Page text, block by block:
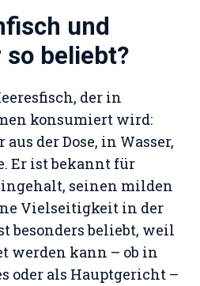
und
beliebt?
der in
konsumiert wird:
der Dose, in Wasser,
Er ist bekannt für
seinen milden
Vielseitigkeit in der
besonders beliebt, weil
werden kann – ob in
oder als Hauptgericht –